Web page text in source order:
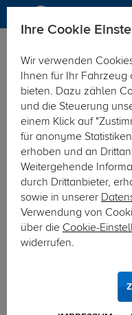
Hier geht's zur
Ihre Cookie
Wir verwenden
Ihnen für Ihr
bieten. Dazu zählen
und die Steuerung
einem Klick auf
für anonyme
erhoben und an
Weitergehende
durch Drittanbieter,
sowie in unserer
Verwendung von
über die Cookie-
widerrufen.